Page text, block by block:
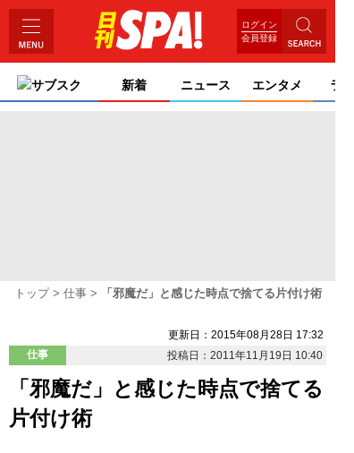
ログイン
会員登録
サブスク 新着 ニュース エンタメ ライ
トップ 仕事 「邪魔だ」と感じた時点で捨てる片付け術
更新日：2015年08月28日 17:32
仕事
投稿日：2011年11月19日 10:40
「邪魔だ」と感じた時点で捨てる
片付け術